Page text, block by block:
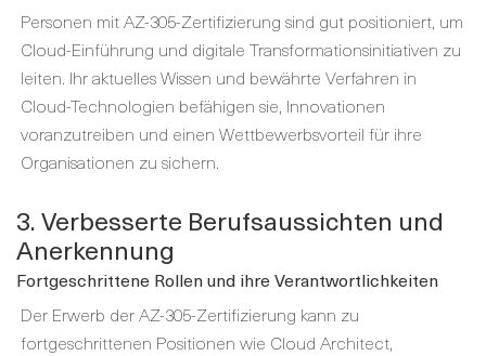
Personen mit AZ-305-Zertifizierung sind gut positioniert, um
Cloud-Einführung und digitale Transformationsinitiativen zu
leiten. Ihr aktuelles Wissen und bewährte Verfahren in
Cloud-Technologien befähigen sie, Innovationen
voranzutreiben und einen Wettbewerbsvorteil für ihre
Organisationen zu sichern.
3. Verbesserte Berufsaussichten und
Anerkennung
Fortgeschrittene Rollen und ihre Verantwortlichkeiten
Der Erwerb der AZ-305-Zertifizierung kann zu
fortgeschrittenen Positionen wie Cloud Architect,